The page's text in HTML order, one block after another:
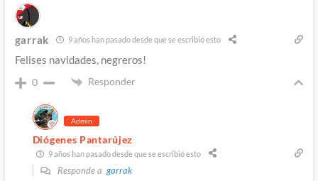
garrak 9 años han pasado desde que se escribió esto
Felises navidades, negreros!
0 Responder
Admin
Diógenes Pantarújez
9 años han pasado desde que se escribió esto
Responde agarrak